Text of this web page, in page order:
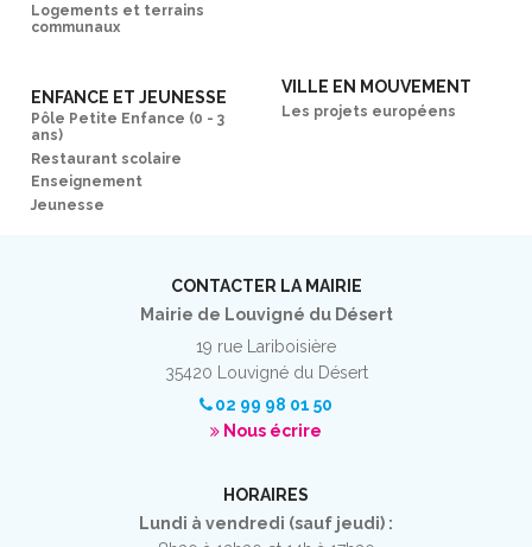
Logements et terrains
communaux
ENFANCE ET JEUNESSE
Pôle Petite Enfance (0 - 3
ans)
Restaurant scolaire
Enseignement
Jeunesse
VILLE EN MOUVEMENT
Les projets européens
CONTACTER LA MAIRIE
Mairie de Louvigné du Désert
19 rue Lariboisière
35420 Louvigné du Désert
02 99 98 01 50
Nous écrire
HORAIRES
Lundi à vendredi (sauf jeudi) :